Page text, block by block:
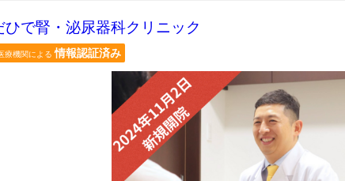
ひで腎・泌尿器科クリニック
療機関による 情報認証済み